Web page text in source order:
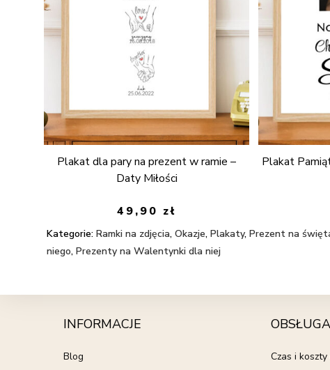
Plakat dla pary na prezent w ramie –
Daty Miłości
49,90 zł
Plakat
Kategorie: Ramki na zdjęcia,Okazje,Plakaty,Prezent na
niego,Prezenty na Walentynki dla niej
INFORMACJE
Blog
Czas i